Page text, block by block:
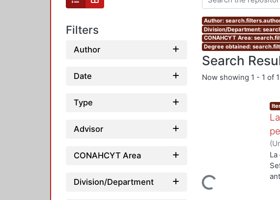
Filters
Author
Date
Type
Advisor
CONAHCYT Area
Division/Department
Author:
Division/Department:
CONAHCYT Area:
Degree obtained:
Search
Now showing 1 - 1 of 1
Loading...
(